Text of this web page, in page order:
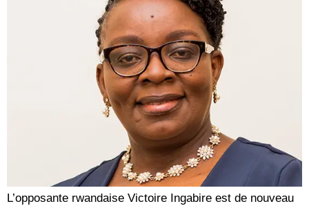
L’opposante rwandaise Victoire Ingabire est de nouveau